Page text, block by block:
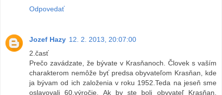
Odpovedať
Jozef Hazy 12. 2. 2013, 20:07:00
2.časť
Prečo zavádzate, že bývate v Krasňanoch. Človek s vaším
charakterom nemôže byť predsa obyvateľom Krasňan, kde
ja bývam od ich založenia v roku 1952.Teda na jeseň sme
oslavovali 60.výročie. Ak by ste boli obyvateľ Krasňan,